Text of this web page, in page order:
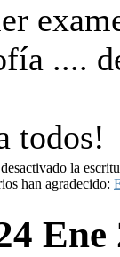
....
todos!
la
han agradecido: